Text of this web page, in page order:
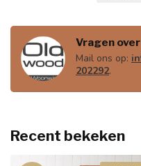
Vragen
Mail ons op:
202292.
Recent bekeken